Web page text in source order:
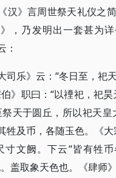
汉》言周世祭天礼仪之
，乃发明出一套甚为
：
司乐》云：“冬日至，祀
》职曰：“以禋祀，祀昊
天于圆丘，所以祀天皇
牲及币，各随玉色。《大
寸文阙。下云“皆有牲
盖取象天色也。《肆师